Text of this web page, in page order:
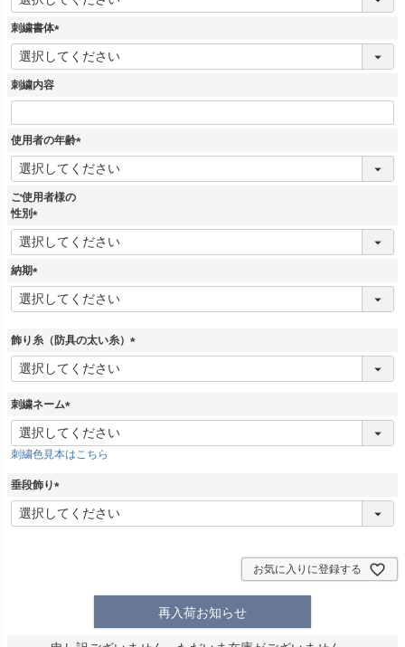
必
須
刺繍書体
(
必
刺繍内容
使用者の年齢
(
必
ご使用者様の
性別
(
必
須
納期
(
必
)
飾り糸（防具の太い糸）
(
刺繍ネーム
(
必
須
刺繍色見本はこちら
垂段飾り
(
必
お気に入りに登録する
再入荷お知らせ